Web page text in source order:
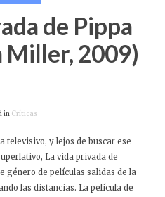
de Pippa
Miller, 2009)
in Críticas
televisivo, y lejos de buscar ese
La vida privada de
género de películas salidas de la
las distancias. La película de